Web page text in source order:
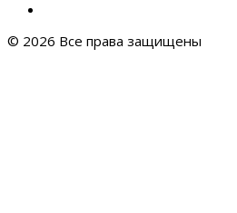
© 2026 Все права защищены